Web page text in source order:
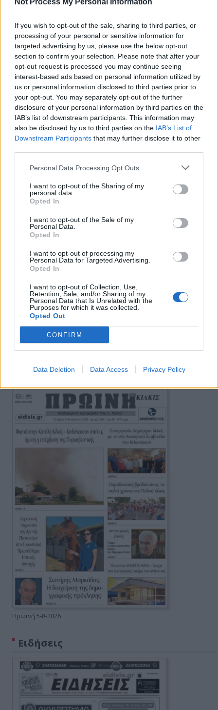
Not Process My Personal Information
If you wish to opt-out of the sale, sharing to third parties, or
processing of your personal or sensitive information for
targeted advertising by us, please use the below opt-out
section to confirm your selection. Please note that after your
opt-out request is processed you may continue seeing
interest-based ads based on personal information utilized by
us or personal information disclosed to third parties prior to
your opt-out. You may separately opt-out of the further
disclosure of your personal information by third parties on the
IAB’s list of downstream participants. This information may
also be disclosed by us to third parties on the IAB’s List of
Downstream Participants that may further disclose it to other
Personal Data Processing Opt Outs
I want to opt-out of the Sharing of my
personal data.
Opted In
I want to opt-out of the Sale of my
Personal Data.
Opted In
I want to opt-out of processing my
Personal Data for Targeted Advertising.
Opted In
I want to opt-out of Collection, Use,
Retention, Sale, and/or Sharing of my
Personal Data that Is Unrelated with the
Purposes for which it was collected.
Opted Out
CONFIRM
Data Deletion Data Access Privacy Policy
Πρωινή
Πρωινή 5-8-2026
Ειδήσεις